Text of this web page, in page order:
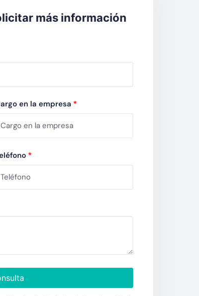
más información
en la empresa*
*